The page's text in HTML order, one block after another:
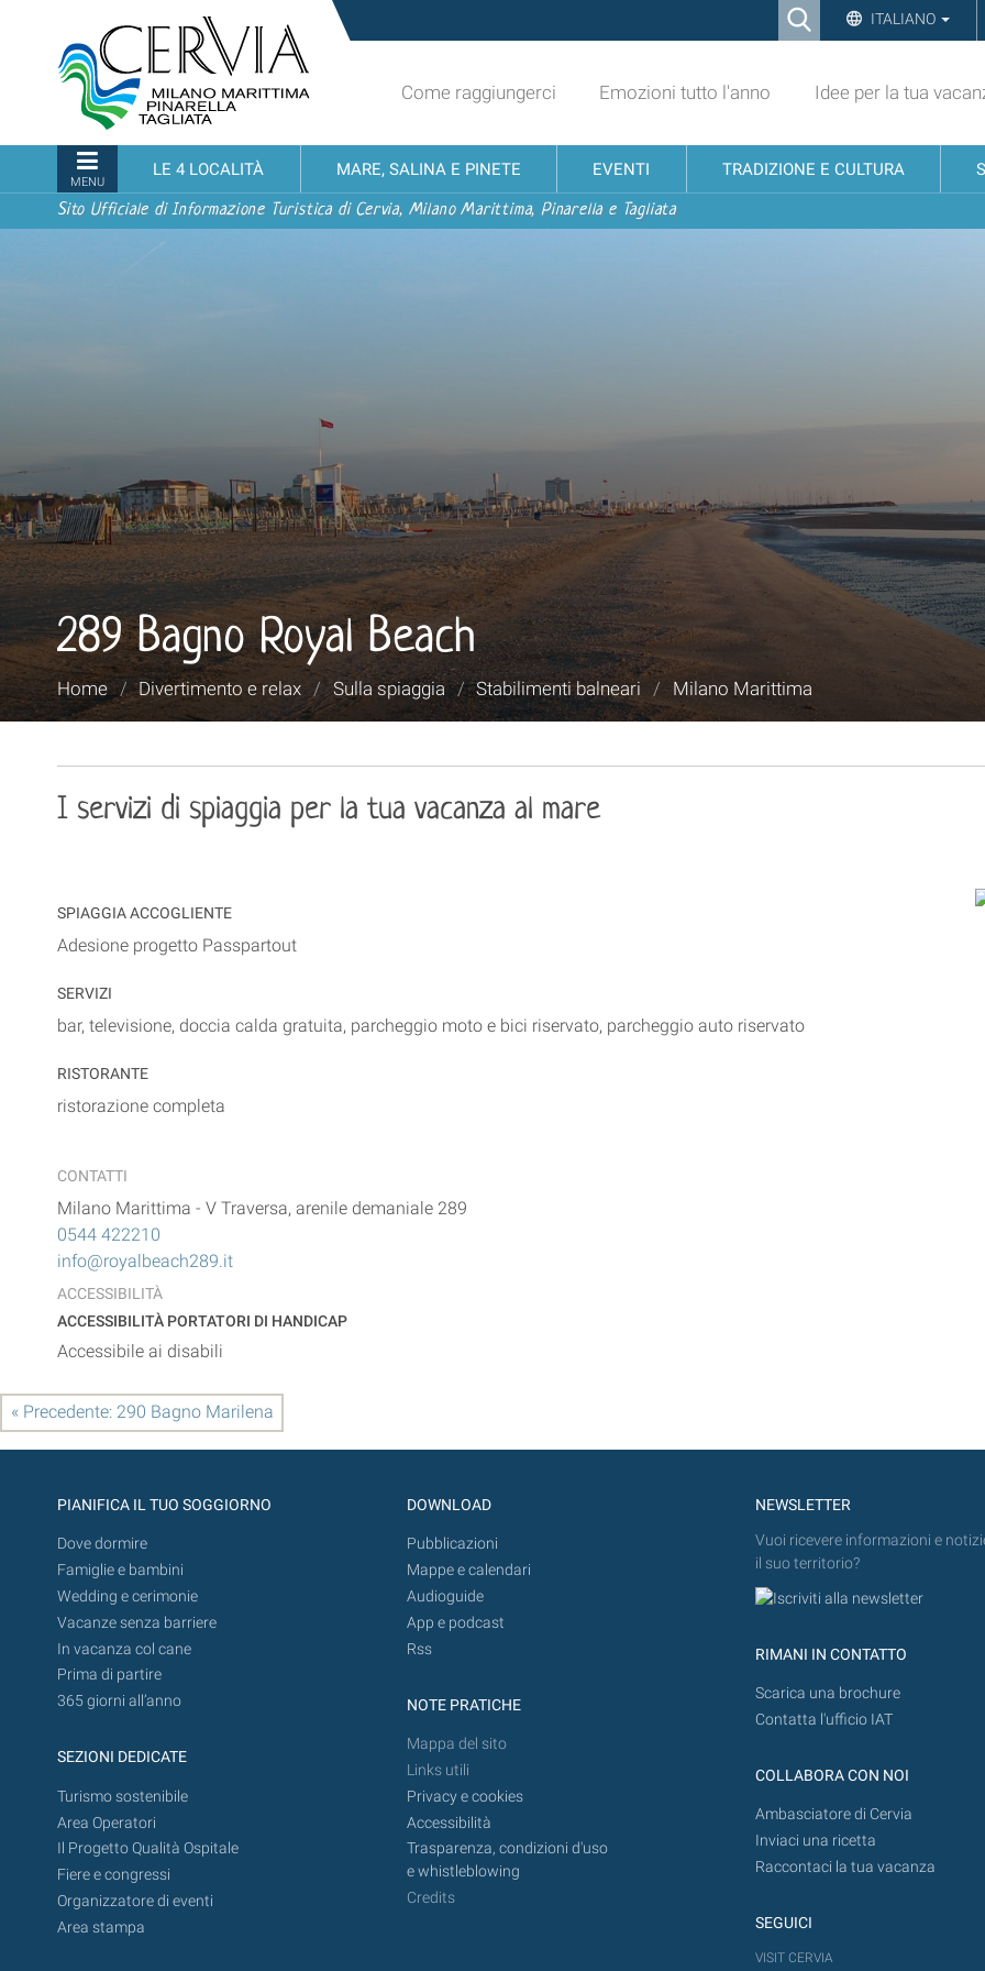
contenuti.
alla
navigazione
Ricerca ITALIANO
turistico
ufficiale
Cervia,
Milano
Marittima,
Pinarella,
Tagliata
Come raggiungerci Emozioni tutto l'anno Idee per la tua
MENU
LE 4 LOCALITÀ MARE, SALINA E PINETE EVENTI TRADIZIONE E CULTURA
Sito Ufficiale di Informazione Turistica di Cervia, Milano Marittima, Pinarella e Tagliata
289 Bagno Royal Beach
Tu
sei
Home / Divertimento e relax / Sulla spiaggia / Stabilimenti balneari / Milano Marittima
I servizi di spiaggia per la tua vacanza al mare
SPIAGGIA ACCOGLIENTE
Adesione progetto Passpartout
SERVIZI
bar, televisione, doccia calda gratuita, parcheggio moto e bici riservato, parcheggio auto riservato
RISTORANTE
ristorazione completa
CONTATTI
Milano Marittima - V Traversa, arenile demaniale 289
0544 422210
info@royalbeach289.it
ACCESSIBILITÀ
ACCESSIBILITÀ PORTATORI DI HANDICAP
Accessibile ai disabili
« Precedente: 290 Bagno Marilena
PIANIFICA IL TUO SOGGIORNO
Dove dormire
Famiglie e bambini
Wedding e cerimonie
Vacanze senza barriere
In vacanza col cane
Prima di partire
365 giorni all’anno
SEZIONI DEDICATE
Turismo sostenibile
Area Operatori
Il Progetto Qualità Ospitale
Fiere e congressi
Organizzatore di eventi
Area stampa
DOWNLOAD
Pubblicazioni
Mappe e calendari
Audioguide
App e podcast
Rss
NOTE PRATICHE
Mappa del sito
Links utili
Privacy e cookies
Accessibilità
Trasparenza, condizioni d'uso
e whistleblowing
Credits
NEWSLETTER
Vuoi ricevere informazioni e
il suo territorio?
RIMANI IN CONTATTO
Scarica una brochure
Contatta l'ufficio IAT
COLLABORA CON NOI
Ambasciatore di Cervia
Inviaci una ricetta
Raccontaci la tua vacanza
SEGUICI
VISIT CERVIA